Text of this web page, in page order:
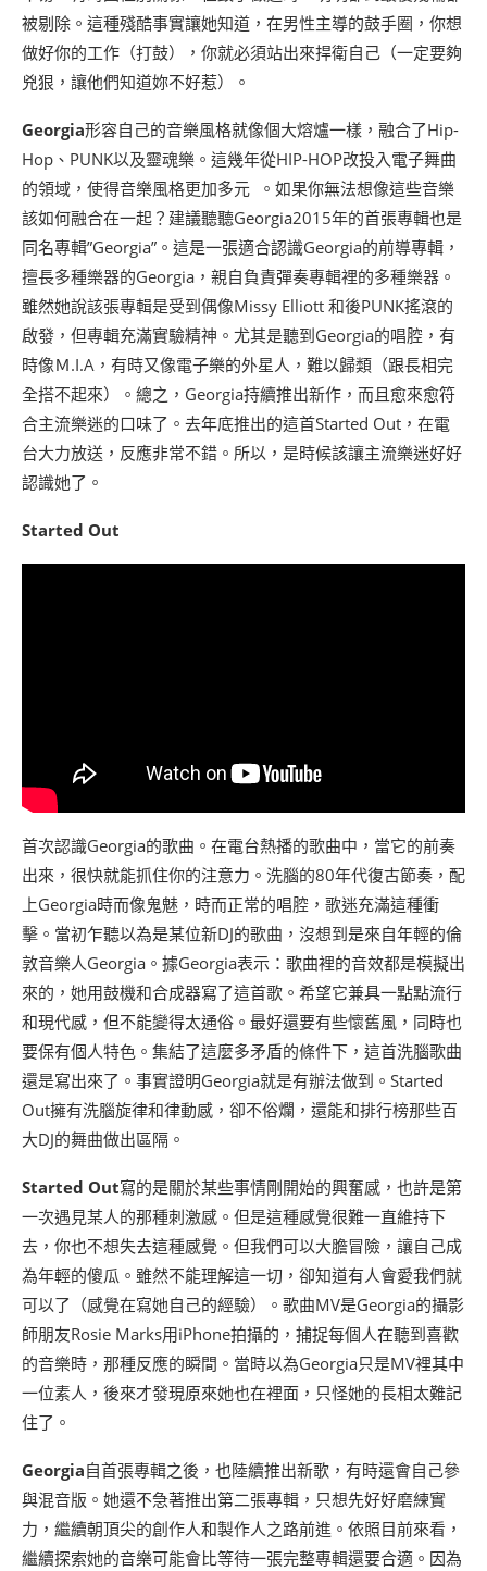
被剔除。這種殘酷事實讓她知道，在男性主導的鼓手圈，你想
做好你的工作（打鼓），你就必須站出來捍衛自己（一定要夠
兇狠，讓他們知道妳不好惹）。
Georgia形容自己的音樂風格就像個大熔爐一樣，融合了Hip-
Hop、PUNK以及靈魂樂。這幾年從HIP-HOP改投入電子舞曲
的領域，使得音樂風格更加多元 。如果你無法想像這些音樂
該如何融合在一起？建議聽聽Georgia2015年的首張專輯也是
同名專輯”Georgia”。這是一張適合認識Georgia的前導專輯，
擅長多種樂器的Georgia，親自負責彈奏專輯裡的多種樂器。
雖然她說該張專輯是受到偶像Missy Elliott 和後PUNK搖滾的
啟發，但專輯充滿實驗精神。尤其是聽到Georgia的唱腔，有
時像Ｍ.I.A，有時又像電子樂的外星人，難以歸類（跟長相完
全搭不起來）。總之，Georgia持續推出新作，而且愈來愈符
合主流樂迷的口味了。去年底推出的這首Started Out，在電
台大力放送，反應非常不錯。所以，是時候該讓主流樂迷好好
認識她了。
Started Out
首次認識Georgia的歌曲。在電台熱播的歌曲中，當它的前奏
出來，很快就能抓住你的注意力。洗腦的80年代復古節奏，配
上Georgia時而像鬼魅，時而正常的唱腔，歌迷充滿這種衝
擊。當初乍聽以為是某位新DJ的歌曲，沒想到是來自年輕的倫
敦音樂人Georgia。據Georgia表示：歌曲裡的音效都是模擬出
來的，她用鼓機和合成器寫了這首歌。希望它兼具一點點流行
和現代感，但不能變得太通俗。最好還要有些懷舊風，同時也
要保有個人特色。集結了這麼多矛盾的條件下，這首洗腦歌曲
還是寫出來了。事實證明Georgia就是有辦法做到。Started
Out擁有洗腦旋律和律動感，卻不俗爛，還能和排行榜那些百
大DJ的舞曲做出區隔。
Started Out寫的是關於某些事情剛開始的興奮感，也許是第
一次遇見某人的那種刺激感。但是這種感覺很難一直維持下
去，你也不想失去這種感覺。但我們可以大膽冒險，讓自己成
為年輕的傻瓜。雖然不能理解這一切，卻知道有人會愛我們就
可以了（感覺在寫她自己的經驗）。歌曲MV是Georgia的攝影
師朋友Rosie Marks用iPhone拍攝的，捕捉每個人在聽到喜歡
的音樂時，那種反應的瞬間。當時以為Georgia只是MV裡其中
一位素人，後來才發現原來她也在裡面，只怪她的長相太難記
住了。
Georgia自首張專輯之後，也陸續推出新歌，有時還會自己參
與混音版。她還不急著推出第二張專輯，只想先好好磨練實
力，繼續朝頂尖的創作人和製作人之路前進。依照目前來看，
繼續探索她的音樂可能會比等待一張完整專輯還要合適。因為